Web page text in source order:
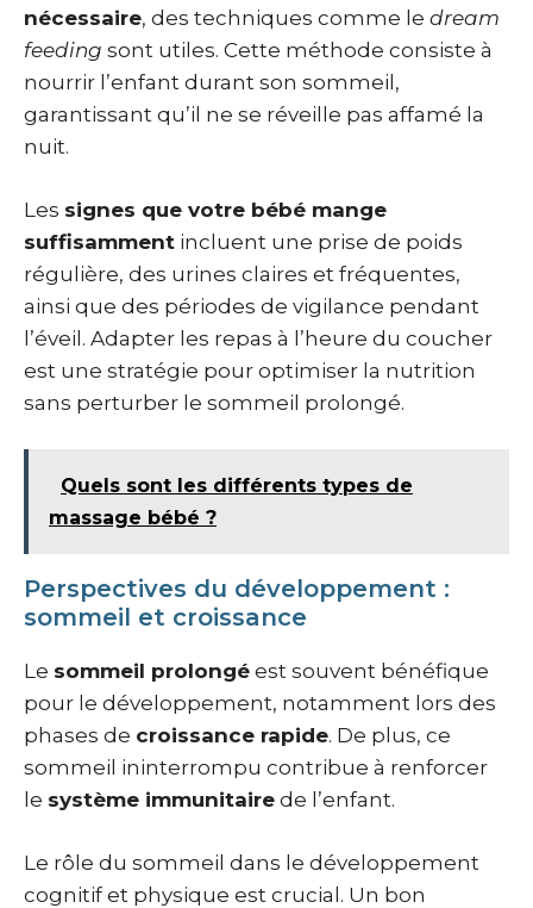
nécessaire, des techniques comme le dream
feeding sont utiles. Cette méthode consiste à
nourrir l’enfant durant son sommeil,
garantissant qu’il ne se réveille pas affamé la
nuit.
Les signes que votre bébé mange
suffisamment incluent une prise de poids
régulière, des urines claires et fréquentes,
ainsi que des périodes de vigilance pendant
l’éveil. Adapter les repas à l’heure du coucher
est une stratégie pour optimiser la nutrition
sans perturber le sommeil prolongé.
Quels sont les différents types de
massage bébé ?
Perspectives du développement :
sommeil et croissance
Le sommeil prolongé est souvent bénéfique
pour le développement, notamment lors des
phases de croissance rapide. De plus, ce
sommeil ininterrompu contribue à renforcer
le système immunitaire de l’enfant.
Le rôle du sommeil dans le développement
cognitif et physique est crucial. Un bon